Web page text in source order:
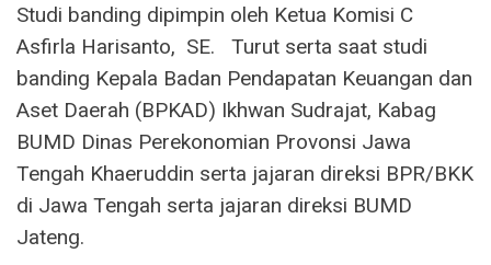
Studi banding dipimpin oleh Ketua Komisi C
Asfirla Harisanto, SE. Turut serta saat studi
banding Kepala Badan Pendapatan Keuangan dan
Aset Daerah (BPKAD) Ikhwan Sudrajat, Kabag
BUMD Dinas Perekonomian Provonsi Jawa
Tengah Khaeruddin serta jajaran direksi BPR/BKK
di Jawa Tengah serta jajaran direksi BUMD
Jateng.